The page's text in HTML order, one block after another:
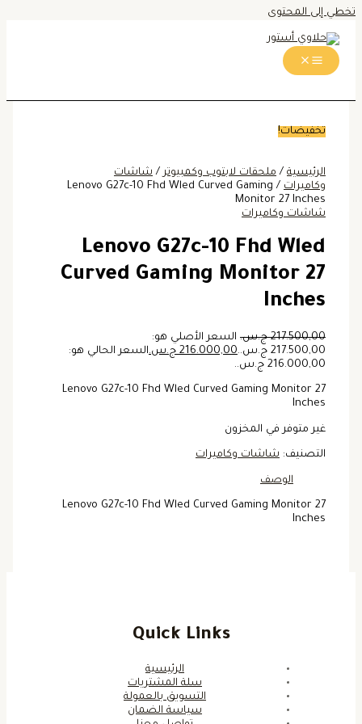
تخطي إلى المحتوى
تخفيضات!
الرئيسية /ملحقات لابتوب وكمبيوتر/شاشات
وكاميرات
/ Lenovo G27c-10 Fhd Wled Curved Gaming
Monitor 27 Inches
شاشات وكاميرات
Lenovo G27c-10 Fhd Wled
Curved Gaming Monitor 27
Inches
217.500,00 ج.س. السعر الأصلي هو:
217.500,00 ج.س..
216.000,00 ج.س.السعر الحالي هو:
216.000,00 ج.س..
Lenovo G27c-10 Fhd Wled Curved Gaming Monitor 27
Inches
غير متوفر في المخزون
التصنيف:شاشات وكاميرات
الوصف
Lenovo G27c-10 Fhd Wled Curved Gaming Monitor 27
Inches
Quick Links
الرئيسية
سلة المشتريات
التسويق بالعمولة
سياسة الضمان